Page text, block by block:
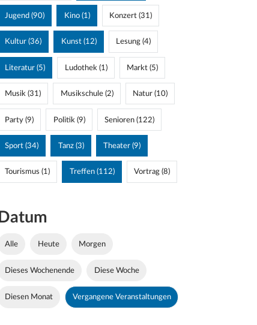
Jugend (90) Kino (1) Konzert (31)
Kultur (36) Kunst (12) Lesung (4)
Literatur (5) Ludothek (1) Markt (5)
Musik (31) Musikschule (2) Natur (10)
Party (9) Politik (9) Senioren (122)
Sport (34) Tanz (3) Theater (9)
Tourismus (1) Treffen (112) Vortrag (8)
Datum
Alle Heute Morgen
Dieses Wochenende Diese Woche
Diesen Monat Vergangene Veranstaltungen